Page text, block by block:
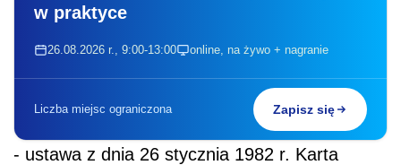
w praktyce
26.08.2026 r., 9:00-13:00 online, na żywo + nagranie
Liczba miejsc ograniczona Zapisz się
- ustawa z dnia 26 stycznia 1982 r. Karta